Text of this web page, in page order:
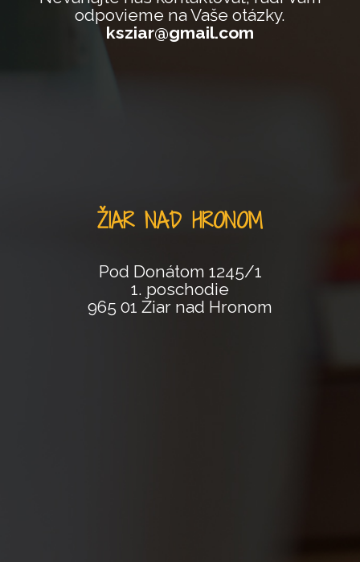
odpovieme na Vaše otázky.
ksziar@gmail.com
ŽIAR NAD HRONOM
Pod Donátom 1245/1
1. poschodie
965 01 Žiar nad Hronom